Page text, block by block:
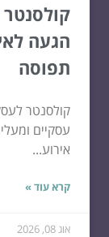
הגעה
תפוסה
קולסנטר
עסקיים
אירוע...
קרא עוד »
אוג 08, 2026